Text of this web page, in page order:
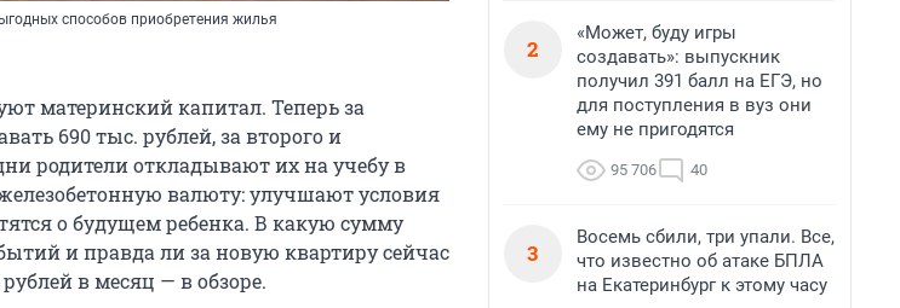
способов приобретения жилья
материнский капитал. Теперь за
690 тыс. рублей, за второго и
родители откладывают их на учебу в
валюту: улучшают условия
о будущем ребенка. В какую сумму
и правда ли за новую квартиру сейчас
в месяц — в обзоре.
2
«Может, буду игры
создавать»: выпускник
получил 391 балл на ЕГЭ, но
для поступления в вуз они
ему не пригодятся
95 706 40
3
Восемь сбили, три упали. Все,
что известно об атаке БПЛА
на Екатеринбург к этому часу